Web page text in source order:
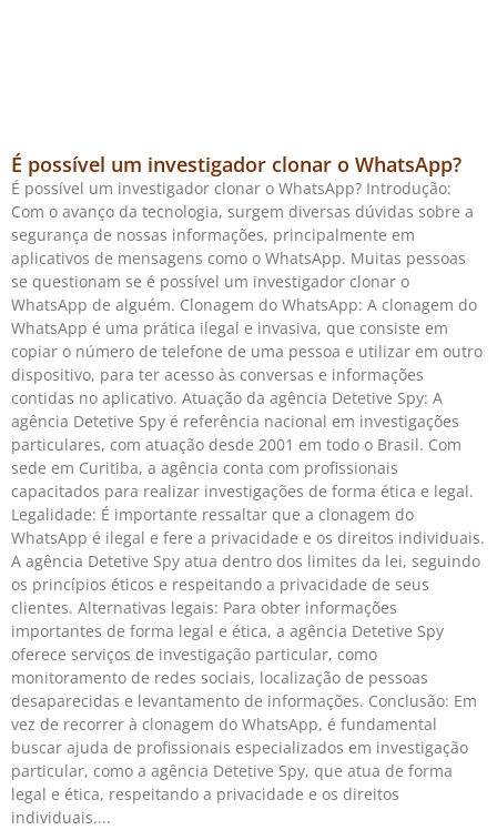
É possível um investigador clonar o WhatsApp?
É possível um investigador clonar o WhatsApp? Introdução:
Com o avanço da tecnologia, surgem diversas dúvidas sobre a
segurança de nossas informações, principalmente em
aplicativos de mensagens como o WhatsApp. Muitas pessoas
se questionam se é possível um investigador clonar o
WhatsApp de alguém. Clonagem do WhatsApp: A clonagem do
WhatsApp é uma prática ilegal e invasiva, que consiste em
copiar o número de telefone de uma pessoa e utilizar em outro
dispositivo, para ter acesso às conversas e informações
contidas no aplicativo. Atuação da agência Detetive Spy: A
agência Detetive Spy é referência nacional em investigações
particulares, com atuação desde 2001 em todo o Brasil. Com
sede em Curitiba, a agência conta com profissionais
capacitados para realizar investigações de forma ética e legal.
Legalidade: É importante ressaltar que a clonagem do
WhatsApp é ilegal e fere a privacidade e os direitos individuais.
A agência Detetive Spy atua dentro dos limites da lei, seguindo
os princípios éticos e respeitando a privacidade de seus
clientes. Alternativas legais: Para obter informações
importantes de forma legal e ética, a agência Detetive Spy
oferece serviços de investigação particular, como
monitoramento de redes sociais, localização de pessoas
desaparecidas e levantamento de informações. Conclusão: Em
vez de recorrer à clonagem do WhatsApp, é fundamental
buscar ajuda de profissionais especializados em investigação
particular, como a agência Detetive Spy, que atua de forma
legal e ética, respeitando a privacidade e os direitos
individuais.